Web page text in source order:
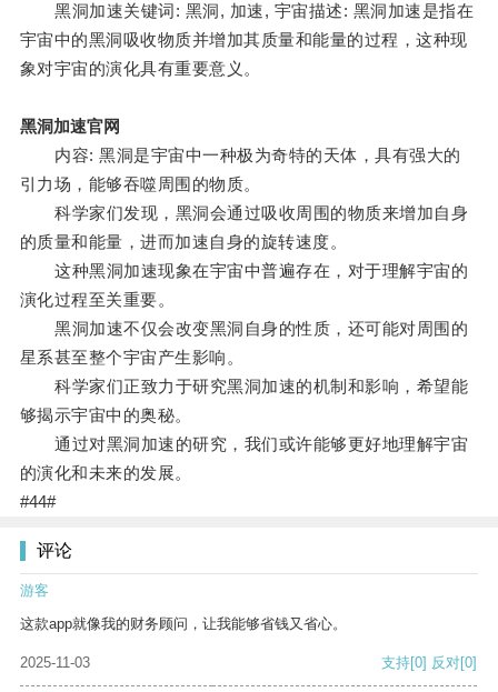
黑洞加速关键词: 黑洞, 加速, 宇宙描述: 黑洞加速是指在
宇宙中的黑洞吸收物质并增加其质量和能量的过程，这种现
象对宇宙的演化具有重要意义。
黑洞加速官网
内容: 黑洞是宇宙中一种极为奇特的天体，具有强大的
引力场，能够吞噬周围的物质。
科学家们发现，黑洞会通过吸收周围的物质来增加自身
的质量和能量，进而加速自身的旋转速度。
这种黑洞加速现象在宇宙中普遍存在，对于理解宇宙的
演化过程至关重要。
黑洞加速不仅会改变黑洞自身的性质，还可能对周围的
星系甚至整个宇宙产生影响。
科学家们正致力于研究黑洞加速的机制和影响，希望能
够揭示宇宙中的奥秘。
通过对黑洞加速的研究，我们或许能够更好地理解宇宙
的演化和未来的发展。
#44#
评论
游客
这款app就像我的财务顾问，让我能够省钱又省心。
2025-11-03 支持[0] 反对[0]